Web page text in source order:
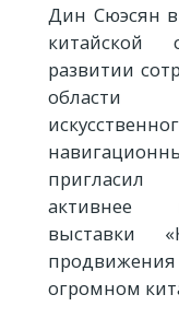
Дин Сюэсян
развитии
области
пригласил
активнее
выставки
огромном